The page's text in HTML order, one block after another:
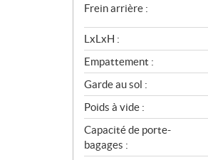
Frein arrière :
LxLxH :
Empattement :
Garde au sol :
Poids à vide :
Capacité de porte-
bagages :